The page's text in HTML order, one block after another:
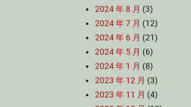
2024 年 8 月 (3)
2024 年 7 月 (12)
2024 年 6 月 (21)
2024 年 5 月 (6)
2024 年 1 月 (8)
2023 年 12 月 (3)
2023 年 11 月 (4)